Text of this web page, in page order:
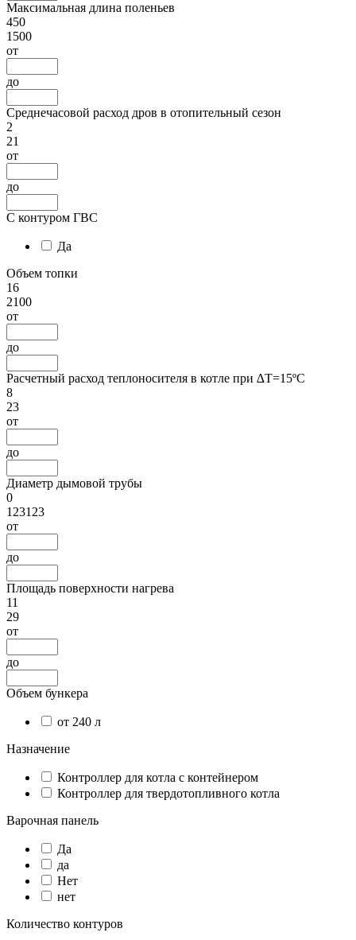
Максимальная длина поленьев
450
1500
от
до
Среднечасовой расход дров в отопительный сезон
2
21
от
до
С контуром ГВС
Да
Объем топки
16
2100
от
до
Расчетный расход теплоносителя в котле при ∆Т=15ºС
8
23
от
до
Диаметр дымовой трубы
0
123123
от
до
Площадь поверхности нагрева
11
29
от
до
Объем бункера
от 240 л
Назначение
Контроллер для котла с контейнером
Контроллер для твердотопливного котла
Варочная панель
Да
да
Нет
нет
Количество контуров